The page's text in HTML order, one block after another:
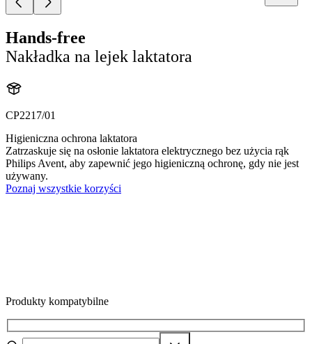
Hands-free
Nakładka na lejek laktatora
CP2217/01
Higieniczna ochrona laktatora
Zatrzaskuje się na osłonie laktatora elektrycznego bez użycia rąk
Philips Avent, aby zapewnić jego higieniczną ochronę, gdy nie jest
używany.
Poznaj wszystkie korzyści
Produkty kompatybilne